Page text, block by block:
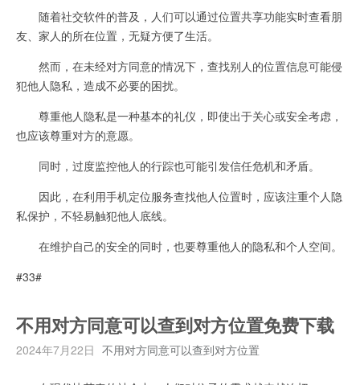
随着社交软件的普及，人们可以通过位置共享功能实时查看朋
友、家人的所在位置，无疑方便了生活。
然而，在未经对方同意的情况下，查找别人的位置信息可能侵
犯他人隐私，造成不必要的困扰。
尊重他人隐私是一种基本的礼仪，即使出于关心或安全考虑，
也应该尊重对方的意愿。
同时，过度监控他人的行踪也可能引发信任危机和矛盾。
因此，在利用手机定位服务查找他人位置时，应该注重个人隐
私保护，不轻易触犯他人底线。
在维护自己的安全的同时，也要尊重他人的隐私和个人空间。
#33#
不用对方同意可以查到对方位置免费下载
2024年7月22日 不用对方同意可以查到对方位置